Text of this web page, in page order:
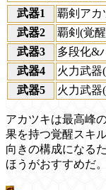
武器1
覇剣アカ
武器2
覇剣(覚
武器3
多段化&
武器4
火力武器
武器5
火力武器
アカツキは最高峰
果を持つ覚醒スキ
向きの構成になる
ほうがおすすめだ。